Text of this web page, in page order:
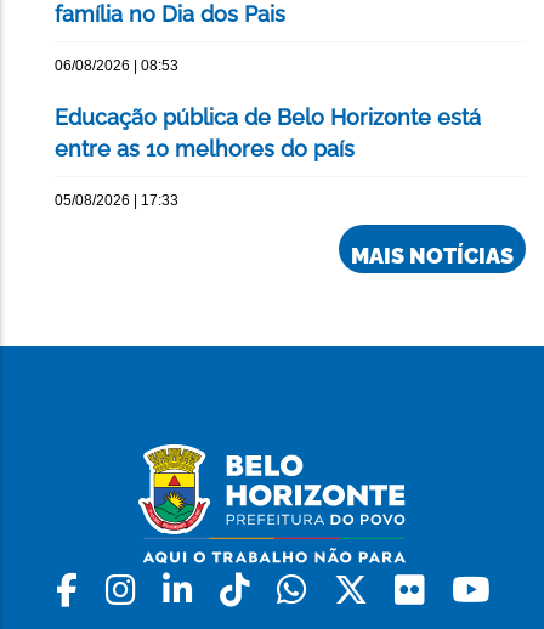
família no Dia dos Pais
06/08/2026 | 08:53
Educação pública de Belo Horizonte está
entre as 10 melhores do país
05/08/2026 | 17:33
MAIS NOTÍCIAS
Facebook
Instagram
LinkedinTiktokWhatsapp
X Flickr